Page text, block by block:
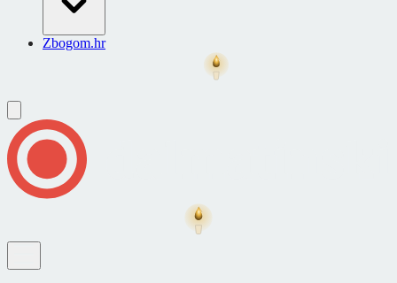
Zbogom.hr